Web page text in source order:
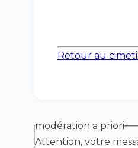
Retour au
modération a priori
Attention, votre